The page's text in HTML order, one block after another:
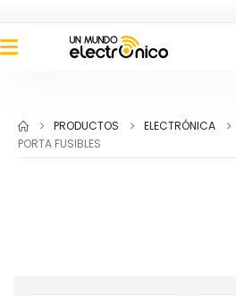
PRODUCTOS ELECTRÓNICA
PORTA FUSIBLES